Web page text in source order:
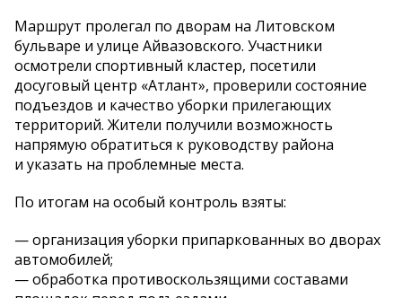
Маршрут пролегал по дворам на Литовском
бульваре и улице Айвазовского. Участники
осмотрели спортивный кластер, посетили
досуговый центр «Атлант», проверили состояние
подъездов и качество уборки прилегающих
территорий. Жители получили возможность
напрямую обратиться к руководству района
и указать на проблемные места.
По итогам на особый контроль взяты:
— организация уборки припаркованных во дворах
автомобилей;
— обработка противоскользящими составами